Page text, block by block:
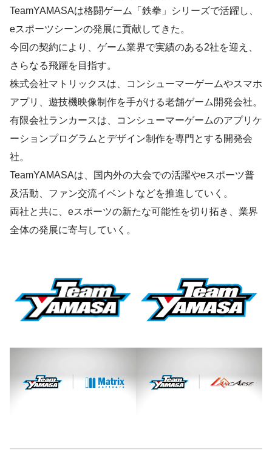
TeamYAMASAは格闘ゲーム「鉄拳」シリーズで活躍し、
eスポーツシーンの発展に貢献してきた。
今回の契約により、ゲーム業界で実績のある2社を迎え、
さらなる飛躍を目指す。
株式会社マトリックスは、コンシューマーゲームやスマホ
アプリ、遊技機映像制作を手がける老舗ゲーム開発会社。
有限会社ランカースは、コンシューマーゲームのアプリケ
ーションプログラムとデザイン制作を専門とする開発会
社。
TeamYAMASAは、国内外の大会での活躍やeスポーツ普
及活動、ファン交流イベントなどを推進していく。
両社と共に、eスポーツの新たな可能性を切り拓き、業界
全体の発展に寄与していく。